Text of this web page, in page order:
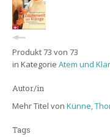
Produkt 73 von 73
in Kategorie Atem und
Autor/in
Mehr Titel von Künne,
Tags